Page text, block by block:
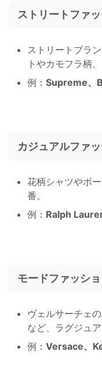
ストリートファ
ストリートブラ
トやカモフラ柄
例： Supreme、
カジュアルファ
花柄シャツやボ
番。
例： Ralph
モードファッシ
ヴェルサーチェ
など、ラグジュ
例： Versace、